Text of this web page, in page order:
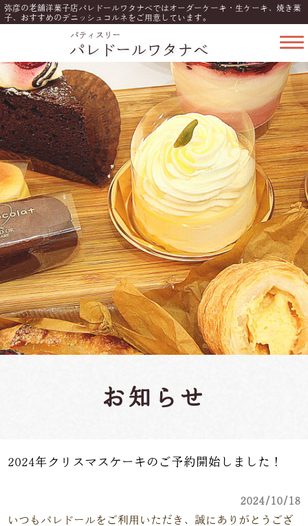
弥彦の老舗洋菓子店パレドールワタナベではオーダーケーキ・生ケーキ、焼き菓
子、おすすめのデニッシュコルネをご用意しています。
お知らせ
2024年クリスマスケーキのご予約開始しました！
2024/10/18
いつもパレドールをご利用いただき、誠にありがとうござ